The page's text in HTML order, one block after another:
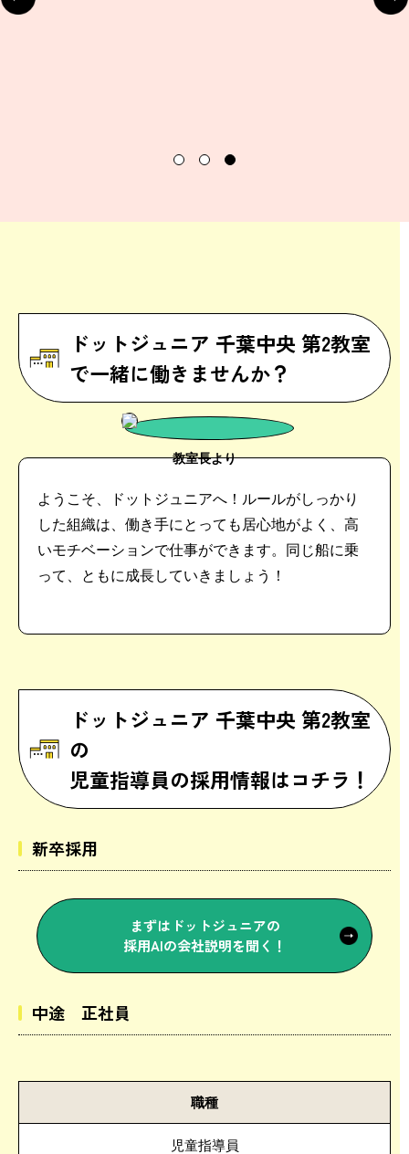
ドットジュニア 千葉中央 第2教室
で一緒に働きませんか？
教室長より
ようこそ、ドットジュニアへ！ルールがしっかり
した組織は、働き手にとっても居心地がよく、高
いモチベーションで仕事ができます。同じ船に乗
って、ともに成長していきましょう！
ドットジュニア 千葉中央 第2教室
の
児童指導員の採用情報はコチラ！
新卒採用
まずはドットジュニアの
採用AIの会社説明を聞く！
中途 正社員
職種
児童指導員